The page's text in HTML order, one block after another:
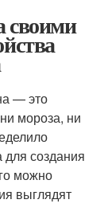
своими
— это
мороза, ни
для создания
можно
выглядят